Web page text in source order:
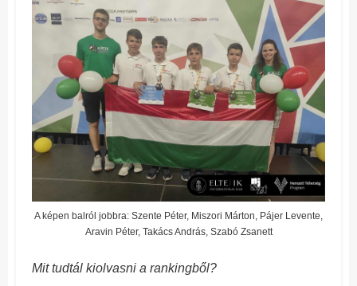
A képen balról jobbra: Szente Péter, Miszori Márton, Pájer Levente,
Aravin Péter, Takács András, Szabó Zsanett
Mit tudtál kiolvasni a rankingből?